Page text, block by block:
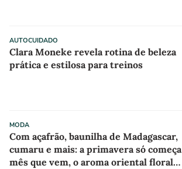
AUTOCUIDADO
Clara Moneke revela rotina de beleza
prática e estilosa para treinos
MODA
Com açafrão, baunilha de Madagascar,
cumaru e mais: a primavera só começa
mês que vem, o aroma oriental floral